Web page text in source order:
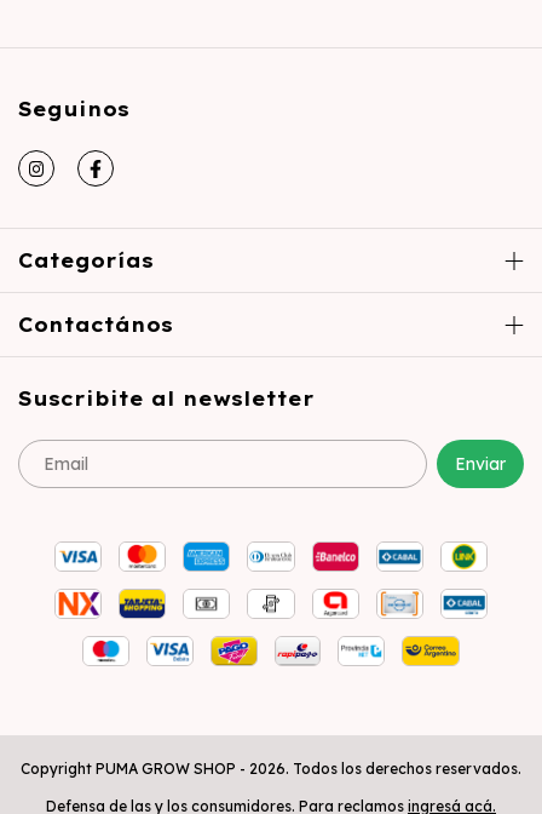
Seguinos
Categorías
Contactános
Suscribite al newsletter
Copyright PUMA GROW SHOP - 2026. Todos los derechos reservados.
Defensa de las y los consumidores. Para reclamos ingresá acá.